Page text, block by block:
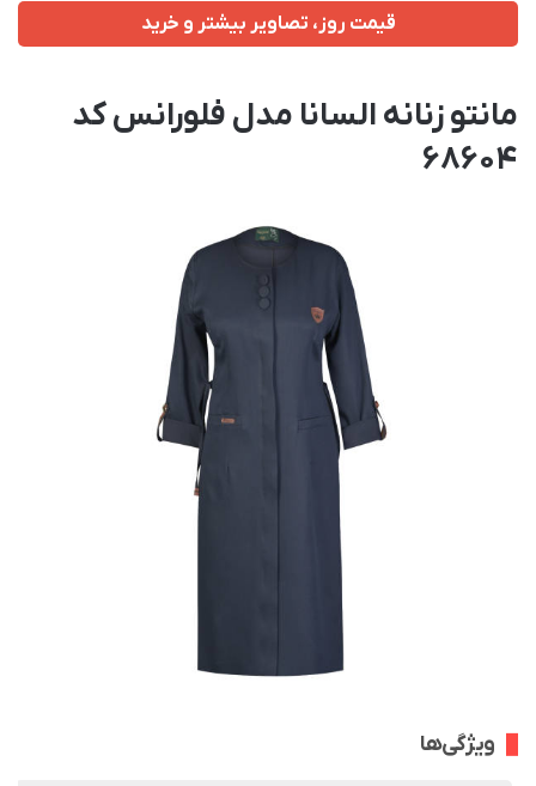
قیمت روز، تصاویر بیشتر و خرید
مانتو زنانه السانا مدل فلورانس کد
68604
ویژگی‌ها